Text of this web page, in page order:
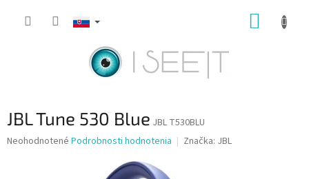
JBL Tune 530 Blue JBL T530BLU
Priemerné
Neohodnotené Podrobnosti hodnotenia Značka: JBL